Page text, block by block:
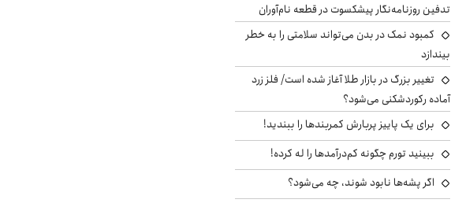
تدفین روزنامه‌نگار پیشکسوت در قطعه نام‌آوران
کمبود نمک در بدن می‌تواند سلامتی را به خطر
بیندازد
تغییر بزرگ در بازار طلا آغاز شده است/ فلز زرد
آماده رکوردشکنی می‌شود؟
برای یک پاییز پربارش کمربندها را ببندید!
ببینید تورم چگونه کم‌درآمدها را له کرده!
اگر پشه‌ها نابود شوند، چه می‌شود؟